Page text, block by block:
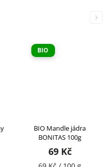
BIO
BIO Mandle jádra
BONITAS 100g
69 Kč
Next